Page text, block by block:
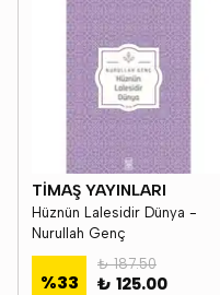
TİMAŞ YAYINLARI
Hüznün Lalesidir Dünya -
Nurullah Genç
%33
₺ 187.50
₺ 125.00